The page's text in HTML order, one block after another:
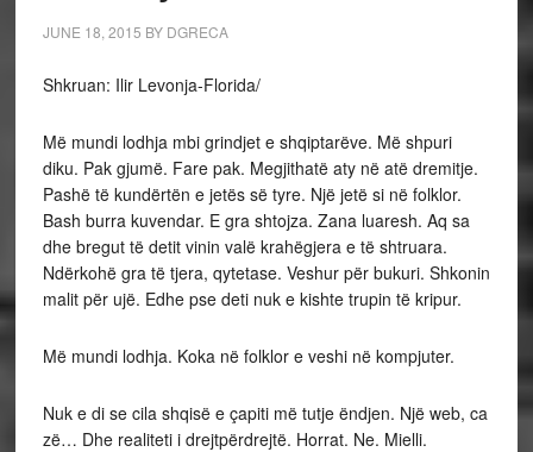
JUNE 18, 2015 BY DGRECA
Shkruan: Ilir Levonja-Florida/
Më mundi lodhja mbi grindjet e shqiptarëve. Më shpuri
diku. Pak gjumë. Fare pak. Megjithatë aty në atë dremitje.
Pashë të kundërtën e jetës së tyre. Një jetë si në folklor.
Bash burra kuvendar. E gra shtojza. Zana luaresh. Aq sa
dhe bregut të detit vinin valë krahëgjera e të shtruara.
Ndërkohë gra të tjera, qytetase. Veshur për bukuri. Shkonin
malit për ujë. Edhe pse deti nuk e kishte trupin të kripur.
Më mundi lodhja. Koka në folklor e veshi në kompjuter.
Nuk e di se cila shqisë e çapiti më tutje ëndjen. Një web, ca
zë… Dhe realiteti i drejtpërdrejtë. Horrat. Ne. Mielli.